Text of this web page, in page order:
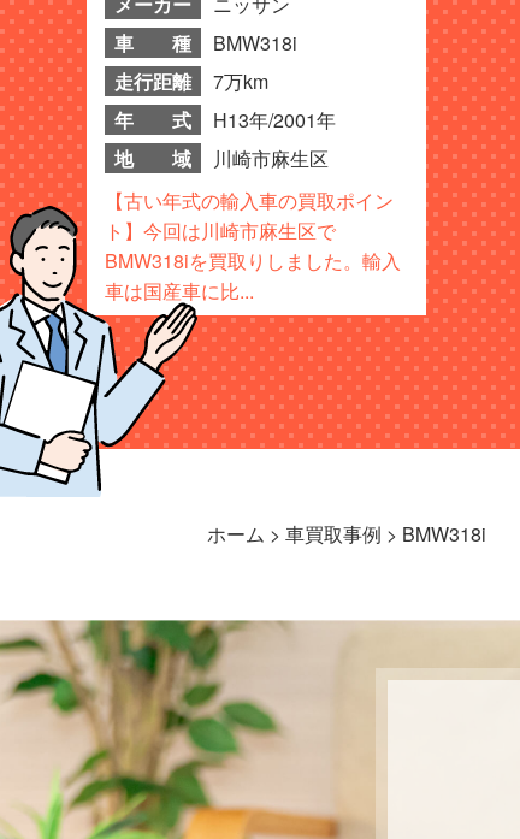
車 種
BMW318i
走行距離
7万km
年 式
H13年/2001年
地 域
川崎市麻生区
【古い年式の輸入車の買取ポイン
ト】今回は川崎市麻生区で
BMW318iを買取りしました。輸入
車は国産車に比...
ホーム > 車買取事例 > BMW318i